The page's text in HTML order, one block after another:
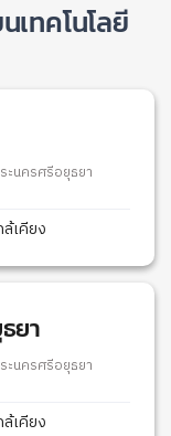
เทคโนโลยี
ะนครศรีอยุธยา
เคียง
ยา
ะนครศรีอยุธยา
เคียง